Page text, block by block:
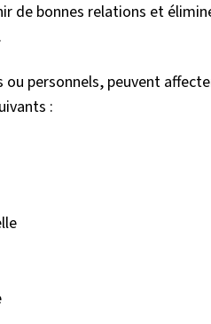
de bonnes relations et
personnels, peuvent
: